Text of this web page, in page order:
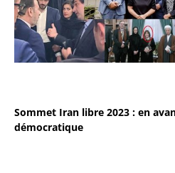
Sommet Iran libre 2023 : en
démocratique